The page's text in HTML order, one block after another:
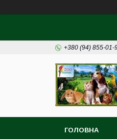
+380 (94) 855-01-
ГОЛОВНА